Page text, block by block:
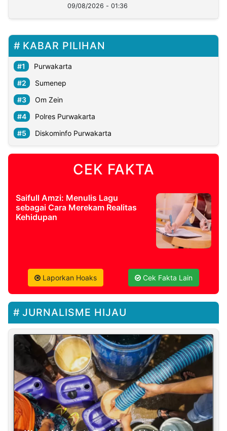
09/08/2026 - 01:36
KABAR PILIHAN
Purwakarta
Sumenep
Om Zein
Polres Purwakarta
Diskominfo Purwakarta
CEK FAKTA
Saifull Amzi: Menulis Lagu
sebagai Cara Merekam Realitas
Kehidupan
Laporkan Hoaks Cek Fakta Lain
JURNALISME HIJAU